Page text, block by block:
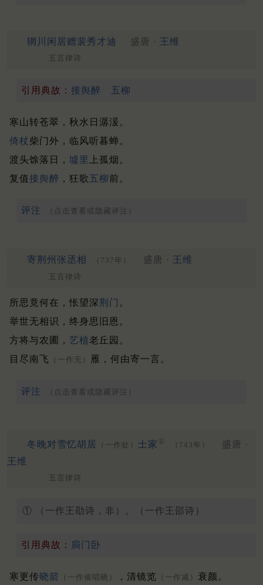
辋川闲居赠裴秀才迪 盛唐 · 王维
五言律诗
引用典故： 接舆醉 五柳
寒山转苍翠，秋水日潺湲。
倚杖柴门外，临风听暮蝉。
渡头馀落日， 墟里
上孤烟。
复值接舆醉 ，狂歌五柳前。
评注 （点击查看或隐藏评注）
寄荆州张丞相 （737年） 盛唐 · 王维
五言律诗
所思竟何在，怅望深荆门 。
举世无相识，终身思旧恩。
方将与农圃， 艺植老丘园。
目尽南飞
（一作无） 雁，何由寄一言。
评注 （点击查看或隐藏评注）
冬晚对雪忆胡居 （一作处） 士家 ① （743年）
盛唐 ·
王维
五言律诗
① （一作王劭诗，非）。（一作王邵诗）
引用典故： 扃门卧
寒更传晓箭 （一作催唱晓） ，清镜览 （一作减） 衰颜。